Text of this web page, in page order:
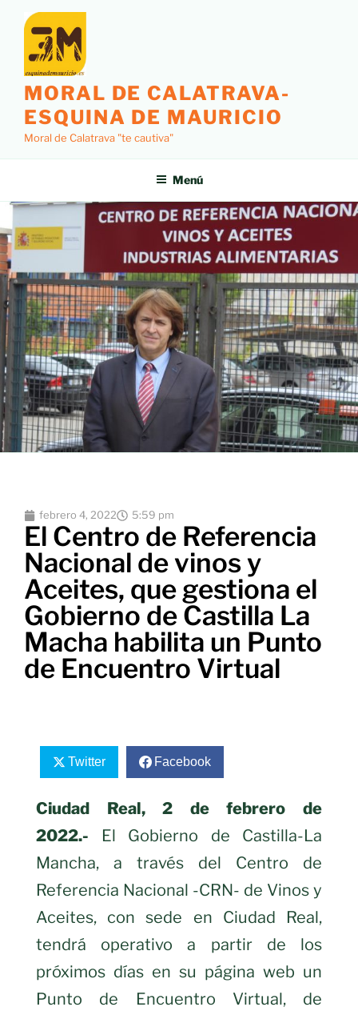
MORAL DE CALATRAVA-
ESQUINA DE MAURICIO
Moral de Calatrava "te cautiva"
Menú
febrero 4, 2022 5:59 pm
El Centro de Referencia
Nacional de vinos y
Aceites, que gestiona el
Gobierno de Castilla La
Macha habilita un Punto
de Encuentro Virtual
Twitter Facebook
Ciudad Real, 2 de febrero de
2022.- El Gobierno de Castilla-La
Mancha, a través del Centro de
Referencia Nacional -CRN- de Vinos y
Aceites, con sede en Ciudad Real,
tendrá operativo a partir de los
próximos días en su página web un
Punto de Encuentro Virtual, de